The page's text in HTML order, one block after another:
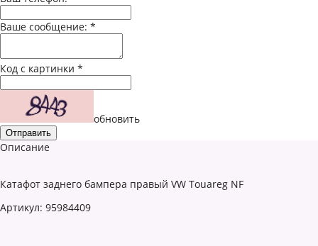
Ваше сообщение: *
Код с картинки *
обновить
Описание
Катафот заднего бампера правый VW Touareg NF
Артикул: 95984409